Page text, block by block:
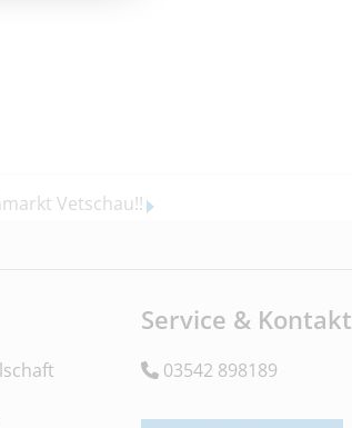
Vetschau!!
Service & Kontakt
03542 898189